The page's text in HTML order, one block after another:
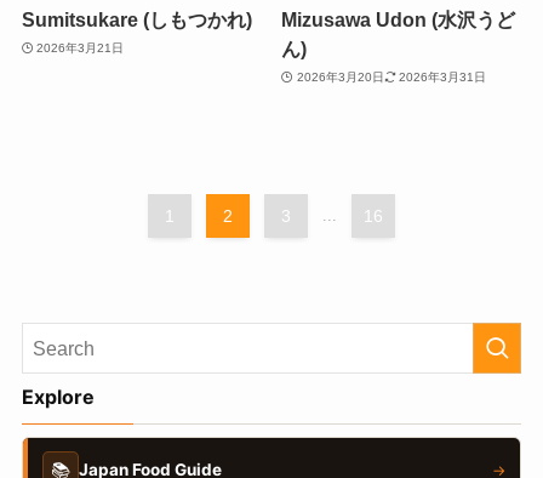
Sumitsukare (しもつかれ)
2026年3月21日
Mizusawa Udon (水沢うど
ん)
2026年3月20日 2026年3月31日
1 2 3 16
Explore
📚 Japan Food Guide →